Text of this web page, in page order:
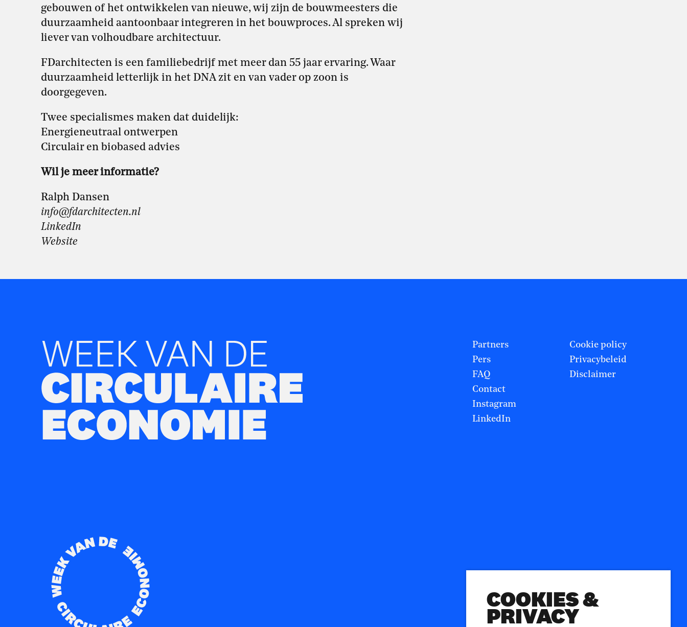
gebouwen of het ontwikkelen van nieuwe, wij zijn de bouwmeesters die
duurzaamheid aantoonbaar integreren in het bouwproces. Al spreken wij
liever van volhoudbare architectuur.
FDarchitecten is een familiebedrijf met meer dan 55 jaar ervaring. Waar
duurzaamheid letterlijk in het DNA zit en van vader op zoon is
doorgegeven.
Twee specialismes maken dat duidelijk:
Energieneutraal ontwerpen
Circulair en biobased advies
Wil je meer informatie?
Ralph Dansen
info@fdarchitecten.nl
LinkedIn
Website
Partners
Pers
FAQ
Contact
Instagram
LinkedIn
Cookie policy
Privacybeleid
Disclaimer